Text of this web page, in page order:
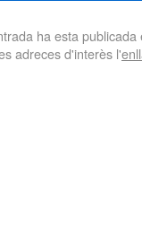
ha esta
adreces d'interès l'